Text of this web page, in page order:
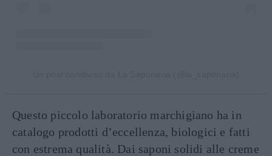
Questo piccolo laboratorio marchigiano ha in
catalogo prodotti d’eccellenza, biologici e fatti
con estrema qualità. Dai saponi solidi alle creme